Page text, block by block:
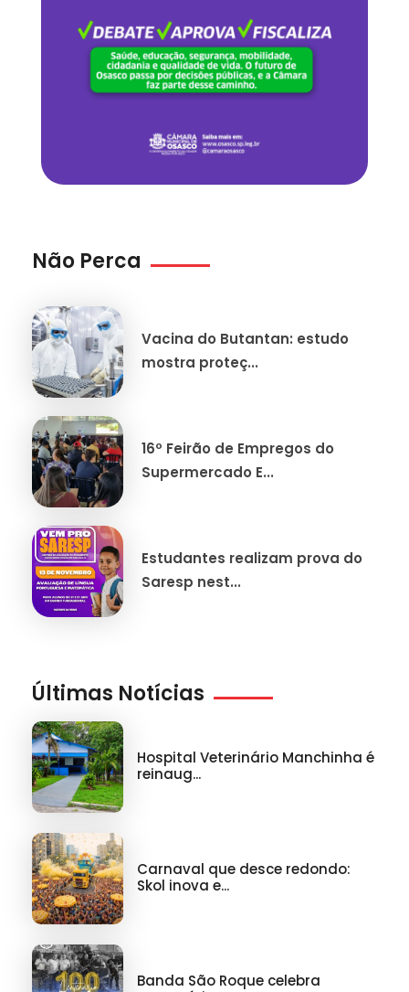
Não Perca
Vacina do Butantan: estudo
mostra proteç...
16º Feirão de Empregos do
Supermercado E...
Estudantes realizam prova do
Saresp nest...
Últimas Notícias
Hospital Veterinário Manchinha é
reinaug...
Carnaval que desce redondo:
Skol inova e...
Banda São Roque celebra